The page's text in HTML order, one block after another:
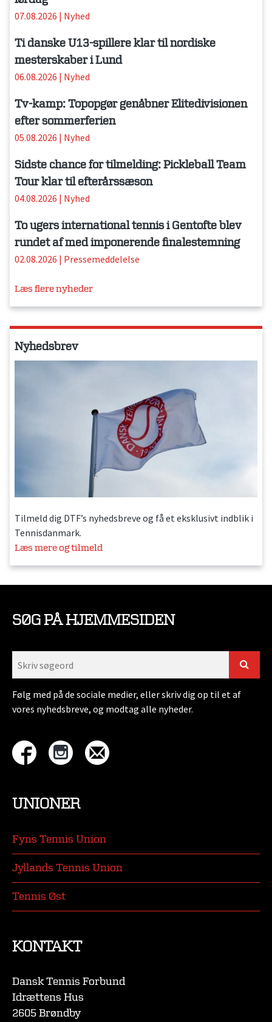
07.08.2026 | Nyhed
Ti danske U13-spillere klar til nordiske
mesterskaber i Lund
06.08.2026 | Nyhed
Tv-kamp: Topopgør genåbner Elitedivisionen
efter sommerferien
05.08.2026 | Nyhed
Sidste chance for tilmelding: Pickleball Team
Tour klar til efterårssæson
04.08.2026 | Nyhed
To ugers international tennis i Gentofte blev
rundet af med imponerende finalestemning
02.08.2026 | Pressemeddelelse
Læs flere nyheder
Nyhedsbrev
Tilmeld dig DTF’s nyhedsbreve og få et eksklusivt indblik i
Tennisdanmark.
Læs mere og tilmeld
SØG PÅ HJEMMESIDEN
Følg med på de sociale medier, eller skriv dig op til et af
vores nyhedsbreve, og modtag alle nyheder.
UNIONER
Fyns Tennis Union
Jyllands Tennis Union
Tennis Øst
KONTAKT
Dansk Tennis Forbund
Idrættens Hus
2605 Brøndby